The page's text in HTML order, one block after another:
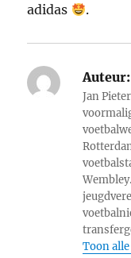
adidas
.
Auteur:
Jan
Toon